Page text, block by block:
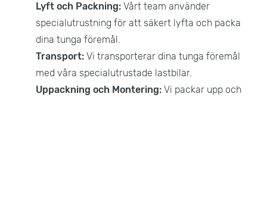
Lyft och Packning: Vårt team använder
specialutrustning för att säkert lyfta och packa
dina tunga föremål.
Transport: Vi transporterar dina tunga föremål
med våra specialutrustade lastbilar.
Uppackning och Montering: Vi packar upp och